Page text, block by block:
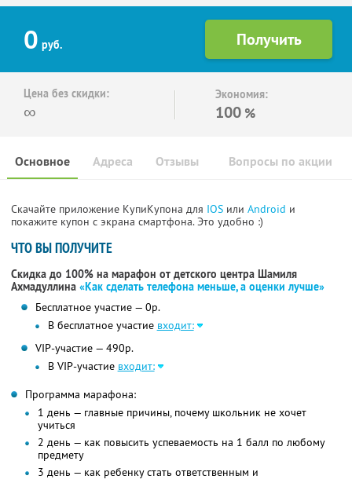
0 руб.
Цена без скидки:
∞
Экономия:
100 %
Основное Отзывы Вопросы по акции
Адреса
Скачайте приложение КупиКупона для IOS или Android и
покажите купон с экрана смартфона. Это удобно :)
ЧТО ВЫ ПОЛУЧИТЕ
Скидка до 100% на марафон от детского центра Шамиля
Ахмадуллина «Как сделать телефона меньше, а оценки лучше»
Бесплатное участие — 0р.
В бесплатное участие входит:
VIP-участие — 490р.
В VIP-участие входит:
Программа марафона:
1 день — главные причины, почему школьник не хочет
учиться
2 день — как повысить успеваемость на 1 балл по любому
предмету
3 день — как ребенку стать ответственным и